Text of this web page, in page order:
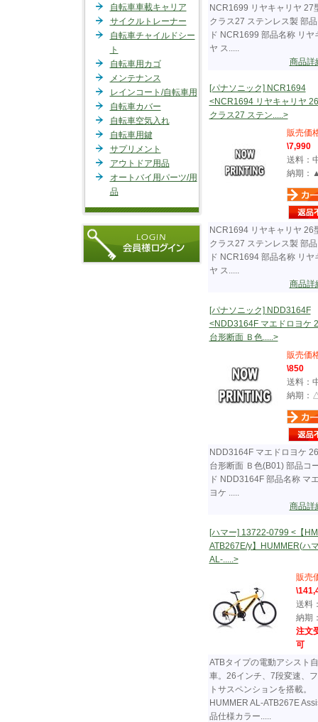
自転車車載キャリア
サイクルトレーナー
自転車チャイルドシー
ト
自転車用カゴ
メンテナンス
レインコート/自転車用
自転車カバー
自転車空気入れ
自転車用鍵
サプリメント
アウトドア用品
オートバイ用パーツ/用
品
NCR1699 リヤキャリヤ 27
クラス27 ステンレス製 部
ド NCR1699 部品名称 リヤ
ヤ ス.....
商品
[パナソニック] NCR1694
<NCR1694 リヤキャリヤ
クラス27 ステン.....>
販売価
\7,990
送料：
納期：
NCR1694 リヤキャリヤ 26
クラス27 ステンレス製 部
ド NCR1694 部品名称 リヤ
ヤ ス.....
商品
[パナソニック] NDD3164F
<NDD3164F マエドロヨケ
台形断面 Ｂ色.....>
販売価
\850
送料：
納期：
NDD3164F マエドロヨケ
台形断面 Ｂ色(B01) 部品コ
ド NDD3164F 部品名称 マ
ヨケ .....
商品
[ハマー] 13722-0799 <【
ATB267E/y】HUMMER(ハ
AL-.....>
販売
送料
納期
注文
可
ATBタイプの電動アシスト
車。26インチ、7段変速、
トサスペンションを搭載。
HUMMER AL-ATB267E
品仕様カラー.....